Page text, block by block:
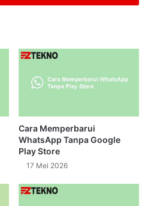
Cara Memperbarui
WhatsApp Tanpa Google
Play Store
17 Mei 2026